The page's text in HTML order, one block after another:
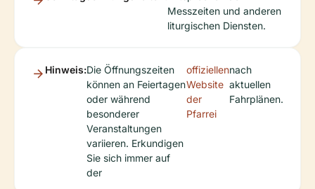
Messzeiten und anderen
liturgischen Diensten.
Hinweis:Die Öffnungszeiten
können an Feiertagen
oder während
besonderer
Veranstaltungen
variieren. Erkundigen
Sie sich immer auf
der
offiziellen
Website
der
Pfarrei
nach
aktuellen
Fahrplänen.